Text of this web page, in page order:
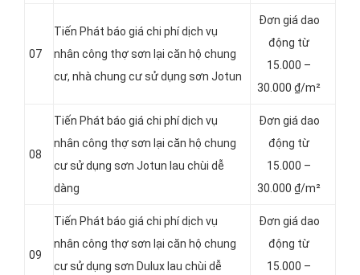
07
Tiến Phát báo giá chi phí dịch vụ
nhân công thợ sơn lại căn hộ chung
cư, nhà chung cư sử dụng sơn Jotun
Đơn giá dao
động từ
15.000 –
30.000 ₫/m²
08
Tiến Phát báo giá chi phí dịch vụ
nhân công thợ sơn lại căn hộ chung
cư sử dụng sơn Jotun lau chùi dễ
dàng
Đơn giá dao
động từ
15.000 –
30.000 ₫/m²
09
Tiến Phát báo giá chi phí dịch vụ
nhân công thợ sơn lại căn hộ chung
cư sử dụng sơn Dulux lau chùi dễ
Đơn giá dao
động từ
15.000 –